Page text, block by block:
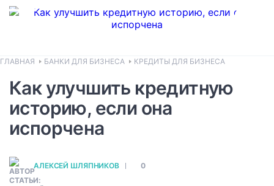
ГЛАВНАЯ БАНКИ ДЛЯ БИЗНЕСА КРЕДИТЫ ДЛЯ БИЗНЕСА
Как улучшить кредитную
историю, если она
испорчена
АЛЕКСЕЙ ШЛЯПНИКОВ 0